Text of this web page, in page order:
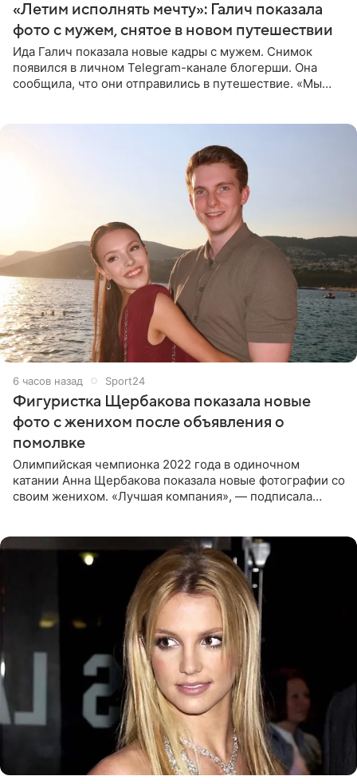
«Летим исполнять мечту»: Галич показала
фото с мужем, снятое в новом путешествии
Ида Галич показала новые кадры с мужем. Снимок
появился в личном Telegram-канале блогерши. Она
сообщила, что они отправились в путешествие. «Мы
6 часов назад Sport24
Фигуристка Щербакова показала новые
фото с женихом после объявления о
помолвке
Олимпийская чемпионка 2022 года в одиночном
катании Анна Щербакова показала новые фотографии со
своим женихом. «Лучшая компания», — подписала